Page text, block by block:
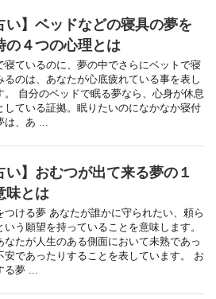
い】ベッドなどの寝具の夢を
の４つの心理とは
寝ているのに、夢の中でさらにベットで寝
るのは、あなたが心底疲れている事を表し
。 自分のベッドで眠る夢なら、心身が休息
している証拠。眠りたいのになかなか寝付
は、あ ...
い】おむつが出て来る夢の１
味とは
つける夢 あなたが誰かに守られたい、頼ら
いう願望を持っていることを意味します。
なたが人生のある側面において未熟であっ
安であったりすることを表しています。 お
る夢 ...